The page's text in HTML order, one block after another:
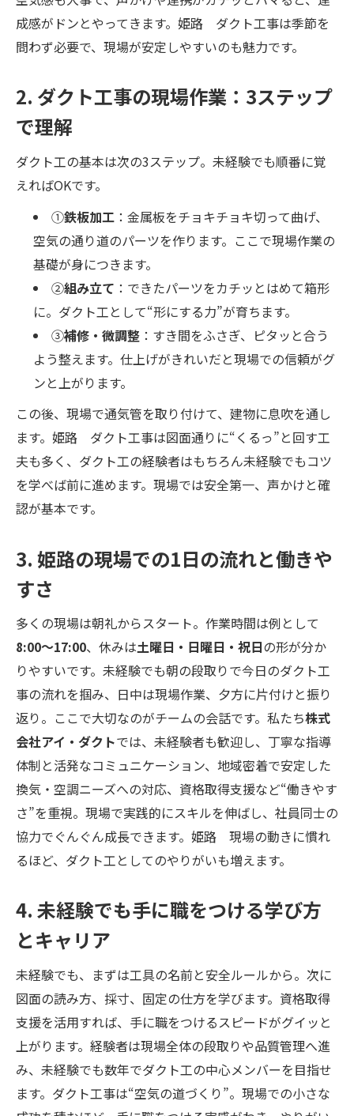
成感がドンとやってきます。姫路 ダクト工事は季節を
問わず必要で、現場が安定しやすいのも魅力です。
2. ダクト工事の現場作業：3ステップ
で理解
ダクト工の基本は次の3ステップ。未経験でも順番に覚
えればOKです。
①鉄板加工 ：金属板をチョキチョキ切って曲げ、
空気の通り道のパーツを作ります。ここで現場作業の
基礎が身につきます。
②組み立て ：できたパーツをカチッとはめて箱形
に。ダクト工として“形にする力”が育ちます。
③補修・微調整 ：すき間をふさぎ、ピタッと合う
よう整えます。仕上げがきれいだと現場での信頼がグ
ンと上がります。
この後、現場で通気管を取り付けて、建物に息吹を通し
ます。姫路 ダクト工事は図面通りに“くるっ”と回す工
夫も多く、ダクト工の経験者はもちろん未経験でもコツ
を学べば前に進めます。現場では安全第一、声かけと確
認が基本です。
3. 姫路の現場での1日の流れと働きや
すさ
多くの現場は朝礼からスタート。作業時間は例として
8:00～17:00、休みは土曜日・日曜日・祝日の形が分か
りやすいです。未経験でも朝の段取りで今日のダクト工
事の流れを掴み、日中は現場作業、夕方に片付けと振り
返り。ここで大切なのがチームの会話です。私たち株式
会社アイ・ダクトでは、未経験者も歓迎し、丁寧な指導
体制と活発なコミュニケーション、地域密着で安定した
換気・空調ニーズへの対応、資格取得支援など“働きやす
さ”を重視。現場で実践的にスキルを伸ばし、社員同士の
協力でぐんぐん成長できます。姫路 現場の動きに慣れ
るほど、ダクト工としてのやりがいも増えます。
4. 未経験でも手に職をつける学び方
とキャリア
未経験でも、まずは工具の名前と安全ルールから。次に
図面の読み方、採寸、固定の仕方を学びます。資格取得
支援を活用すれば、手に職をつけるスピードがグイッと
上がります。経験者は現場全体の段取りや品質管理へ進
み、未経験でも数年でダクト工の中心メンバーを目指せ
ます。ダクト工事は“空気の道づくり”。現場での小さな